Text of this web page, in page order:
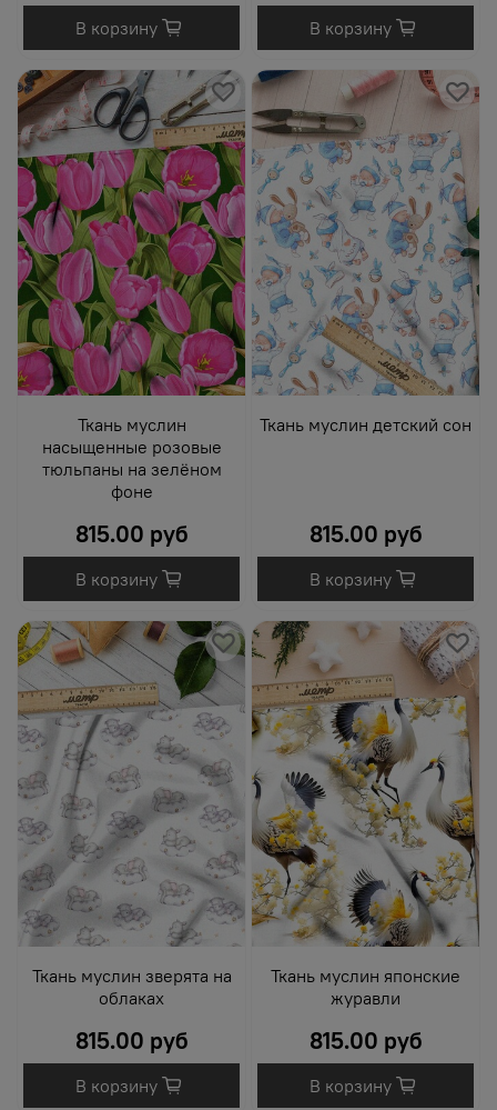
В корзину В корзину
Ткань муслин
насыщенные розовые
тюльпаны на зелёном
фоне
815.00 руб
В корзину
Ткань муслин детский сон
815.00 руб
В корзину
Ткань муслин зверята на
облаках
815.00 руб
В корзину
Ткань муслин японские
журавли
815.00 руб
В корзину